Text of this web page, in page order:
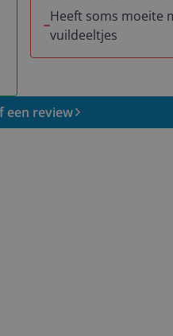
Heeft soms moeite
vuildeeltjes
een review